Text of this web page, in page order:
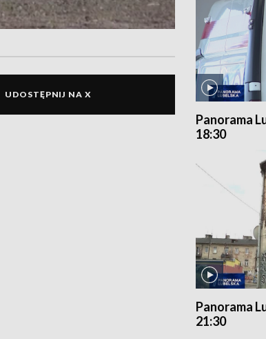
UDOSTĘPNIJ NA X
Panorama
18:30
Panorama
21:30